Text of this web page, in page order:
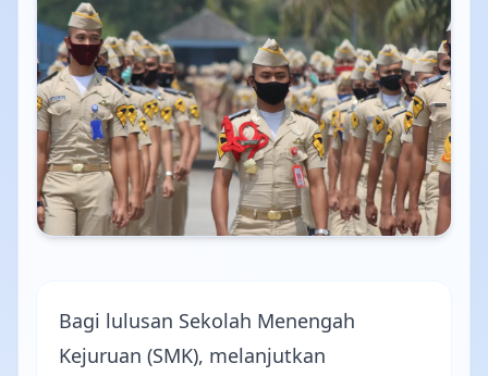
Bagi lulusan Sekolah Menengah
Kejuruan (SMK), melanjutkan